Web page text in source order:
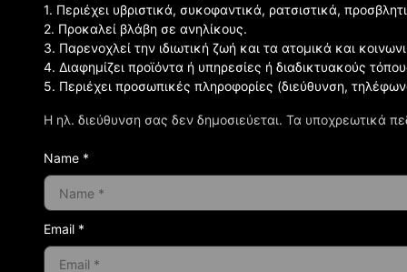
Η ηλ. διεύθυνση σας δεν δημοσιεύεται. Τα υποχρεωτικά
1. Περιέχει υβριστικά, συκοφαντικά, ρατσιστικά,
2. Προκαλεί βλάβη σε ανηλίκους.
3. Παρενοχλεί την ιδιωτική ζωή και τα ατομικά και
4. Διαφημίζει προϊόντα ή υπηρεσίες ή διαδικτυακούς
5. Περιέχει προσωπικές πληροφορίες (διεύθυνση,
Name *
Email *